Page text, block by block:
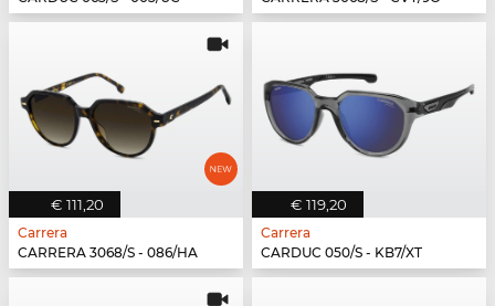
€ 111,20
Carrera
CARRERA 3068/S - 086/HA
€ 119,20
Carrera
CARDUC 050/S - KB7/XT